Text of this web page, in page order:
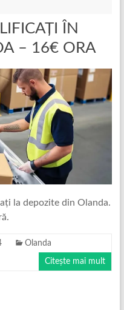
ÎN
– 16€ ORA
la depozite din Olanda.
Olanda
Citește mai mult